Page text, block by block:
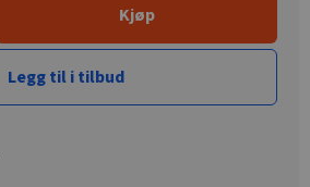
Kjøp
Legg til i tilbud